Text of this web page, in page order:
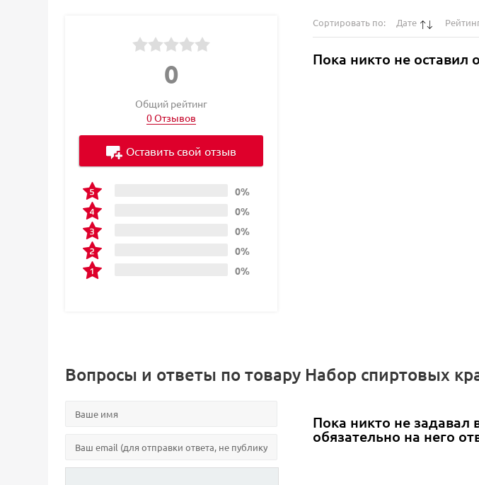
0
Общий рейтинг
0 Отзывов
0%
0%
0%
0%
0%
Оставить свой отзыв
Сортировать по: Дате
Пока никто не оставил
Вопросы и ответы по товару Набор спиртовых
Пока никто не
обязательно на него